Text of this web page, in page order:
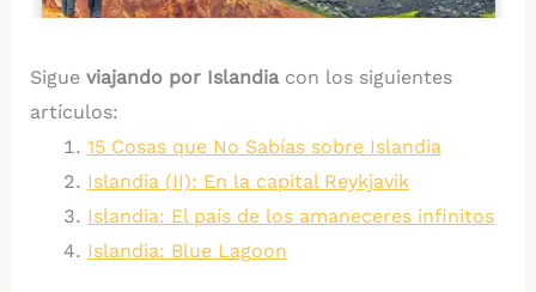
Sigue viajando por Islandiacon los siguientes
artículos:
15 Cosas que No Sabías sobre Islandia
Islandia (II): En la capital Reykjavik
Islandia: El país de los amaneceres infinitos
Islandia: Blue Lagoon